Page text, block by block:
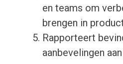
en teams om
brengen in
Rapporteert
aanbevelingen